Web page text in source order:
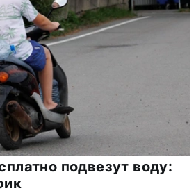
подвезут воду: